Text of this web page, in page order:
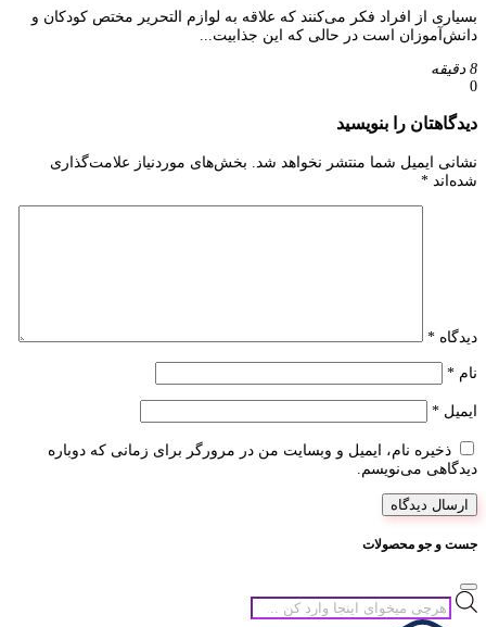
بسیاری از افراد فکر می‌کنند که علاقه به لوازم التحریر مختص کودکان و
دانش‌آموزان است در حالی که این جذابیت...
8 دقیقه
0
دیدگاهتان را بنویسید
نشانی ایمیل شما منتشر نخواهد شد.
بخش‌های موردنیاز علامت‌گذاری
شده‌اند *
دیدگاه *
نام *
ایمیل *
ذخیره نام، ایمیل و وبسایت من در مرورگر برای زمانی که دوباره
دیدگاهی می‌نویسم.
جست و جو محصولات
جستجوی
محصولات